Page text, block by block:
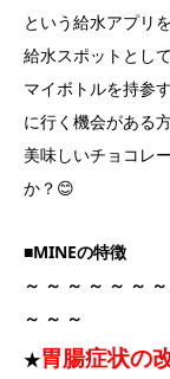
という給水アプリ
給水スポットとし
マイボトルを持参
に行く機会がある
美味しいチョコレ
か？😊
■MINEの特徴
～ ～ ～ ～ ～ ～
～ ～ ～
★胃腸症状の